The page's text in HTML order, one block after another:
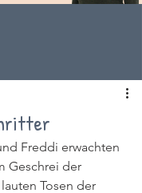
Freddi erwachten
Geschrei der
Tosen der